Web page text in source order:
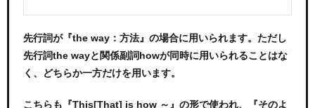
先行詞が『the way：方法』の場合に用いられます。ただし
先行詞the wayと関係副詞howが同時に用いられることはな
く、どちらか一方だけを用います。
こちらも『This[That] is how ～』の形で使われ、『そのよ